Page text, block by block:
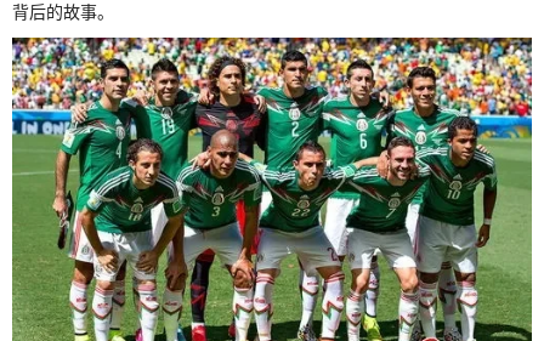
背后的故事。